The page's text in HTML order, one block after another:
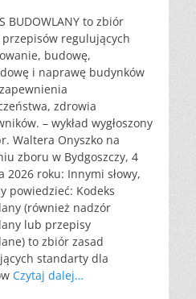
BUDOWLANY to zbiór
regulujących
budowę,
i naprawę budynków
zdrowia
– wykład wygłoszony
Waltera Onyszko na
zboru w Bydgoszczy, 4
2026 roku: Innymi słowy,
powiedzieć: Kodeks
(również nadzór
lub przepisy
to zbiór zasad
standarty dla
Czytaj dalej…